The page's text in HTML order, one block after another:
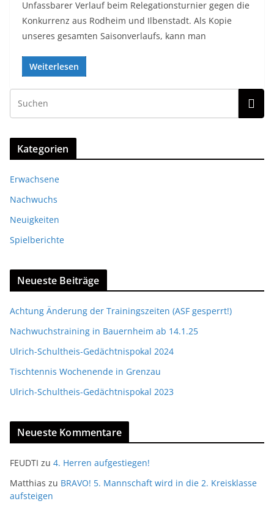
Unfassbarer Verlauf beim Relegationsturnier gegen die
Konkurrenz aus Rodheim und Ilbenstadt. Als Kopie
unseres gesamten Saisonverlaufs, kann man
Weiterlesen
Kategorien
Erwachsene
Nachwuchs
Neuigkeiten
Spielberichte
Neueste Beiträge
Achtung Änderung der Trainingszeiten (ASF gesperrt!)
Nachwuchstraining in Bauernheim ab 14.1.25
Ulrich-Schultheis-Gedächtnispokal 2024
Tischtennis Wochenende in Grenzau
Ulrich-Schultheis-Gedächtnispokal 2023
Neueste Kommentare
FEUDTI zu 4. Herren aufgestiegen!
Matthias zu BRAVO! 5. Mannschaft wird in die 2. Kreisklasse
aufsteigen